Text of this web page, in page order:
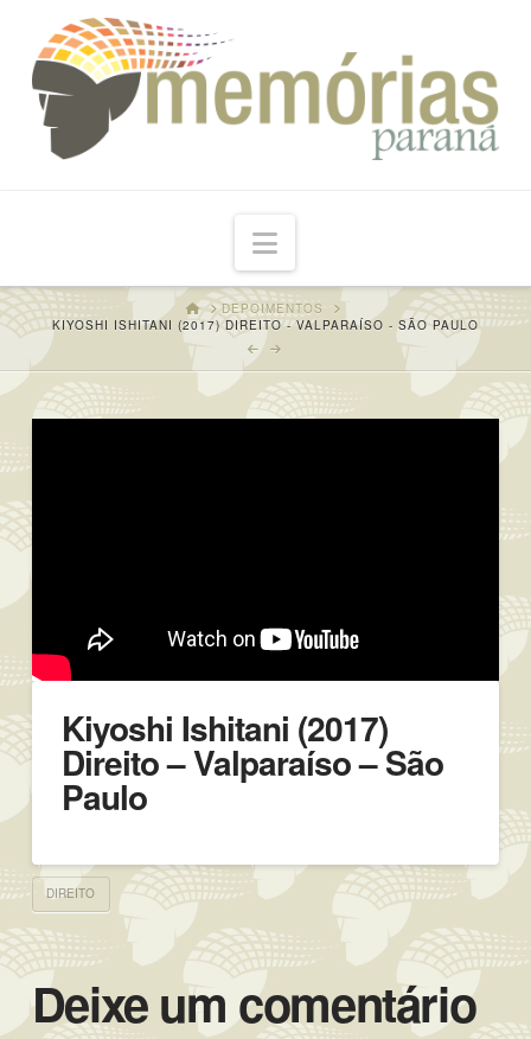
Navigation
HOMEDEPOIMENTOS
KIYOSHI ISHITANI (2017) DIREITO - VALPARAÍSO - SÃO PAULO
Kiyoshi Ishitani (2017)
Direito – Valparaíso – São
Paulo
DIREITO
Deixe um comentário